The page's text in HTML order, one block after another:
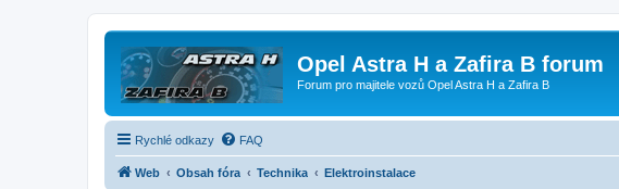
Opel Astra H a Zafira B forum
Forum pro majitele vozů Opel Astra H a Zafira B
Rychlé odkazy FAQ
Web Obsah fóra Technika Elektroinstalace